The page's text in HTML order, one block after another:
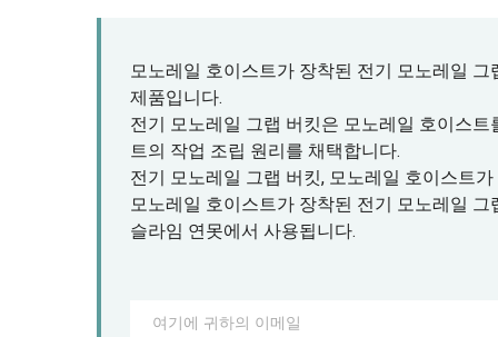
모노레일 호이스트가 장착된 전기 모노레일
제품입니다.
전기 모노레일 그랩 버킷은 모노레일 호이스
트의 작업 조립 원리를 채택합니다.
전기 모노레일 그랩 버킷, 모노레일 호이스트
모노레일 호이스트가 장착된 전기 모노레일
슬라임 연못에서 사용됩니다.